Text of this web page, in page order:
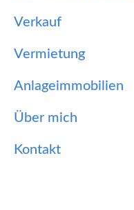
Verkauf
Vermietung
Anlageimmobilien
Über mich
Kontakt